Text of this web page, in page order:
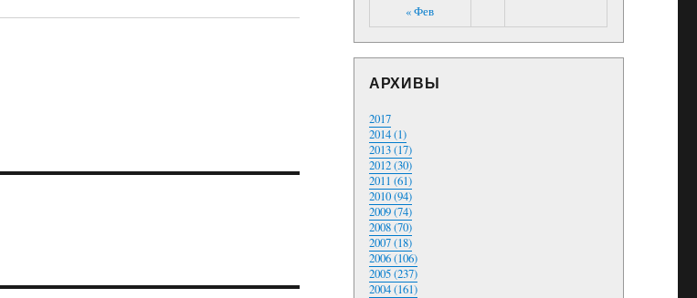
« Фев
АРХИВЫ
2017
2014 (1)
2013 (17)
2012 (30)
2011 (61)
2010 (94)
2009 (74)
2008 (70)
2007 (18)
2006 (106)
2005 (237)
2004 (161)